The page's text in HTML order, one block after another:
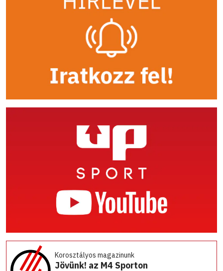
Korosztályos magazinunk
Jövünk! az M4 Sporton